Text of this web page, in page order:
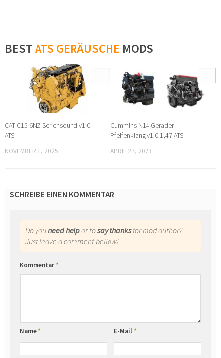
BESTATS GERÄUSCHE MODS
CAT C15 6NZ Seriensound v1.0
ATS
NOVEMBER 1, 2025
Cummins N14 Gerader
Pfeifenklang v1.0 1,47 ATS
APRIL 27, 2023
SCHREIBE EINEN KOMMENTAR
Do youneed helpor tosay thanksfor mod author?
Just leave a comment bellow!
Kommentar*
Name* E-Mail*